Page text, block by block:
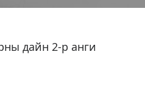
дайн 2-р анги